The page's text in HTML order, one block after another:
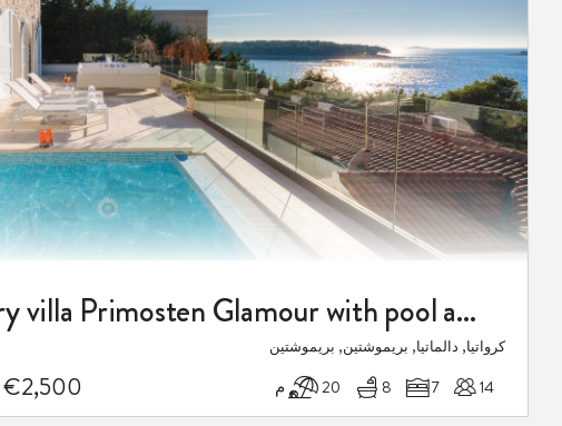
Luxury villa Primosten Glamour with pool at the beach
كرواتيا, دالماتيا, بريموشتين, بريموشتين
14
7
8 20 م €2,500